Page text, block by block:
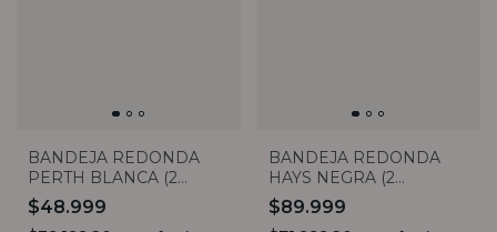
BANDEJA REDONDA
PERTH BLANCA (2
MEDIDAS)
$48.999
BANDEJA REDONDA
HAYS NEGRA (2
TAMAÑOS)
$89.999